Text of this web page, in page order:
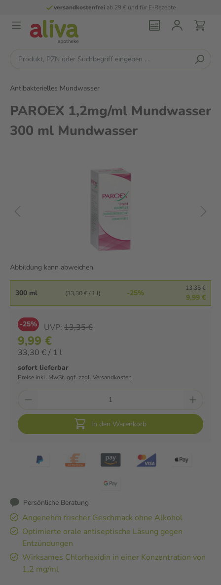
versandkostenfreiab 29 € und für E-Rezepte
Antibakterielles Mundwasser
PAROEX 1,2mg/ml Mundwasser
300 ml Mundwasser
Abbildung kann abweichen
300 ml (33,30 € / 1 l) -25%
13,35 €
9,99 €
-25% UVP: 13,35 €
9,99 €
33,30 € / 1 l
sofort lieferbar
Preise inkl. MwSt. ggf. zzgl. Versandkosten
In den Warenkorb
Persönliche Beratung
Angenehm frischer Geschmack ohne Alkohol
Optimierte orale antiseptische Läsung gegen
Entzündungen
Wirksames Chlorhexidin in einer Konzentration von
1,2 mg/ml